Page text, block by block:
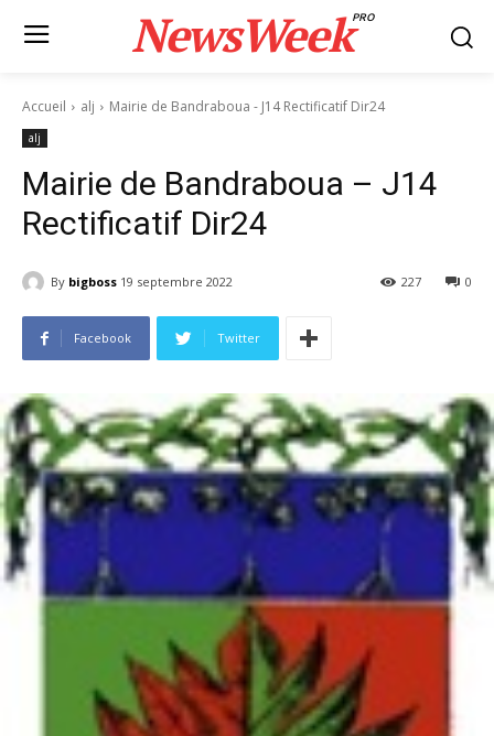
NewsWeekPRO
Accueil alj Mairie de Bandraboua - J14 Rectificatif Dir24
alj
Mairie de Bandraboua – J14
Rectificatif Dir24
By bigboss 19 septembre 2022 0
227
Facebook Twitter